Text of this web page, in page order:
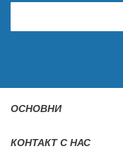
S
g
o
O
N
ОСНОВНИ
КОНТАКТ С НАС